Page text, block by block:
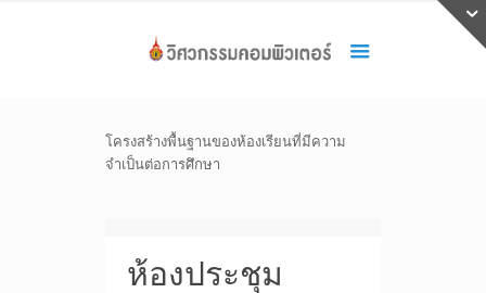
โครงสร้างพื้นฐานของห้องเรียนที่มีความ
จำเป็นต่อการศึกษา
ห้องประชุม